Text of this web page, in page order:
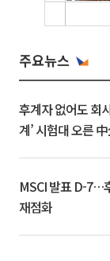
주요뉴스
후계자 없어도 회
계’ 시험대 오른
MSCI 발표 D-7…
재점화